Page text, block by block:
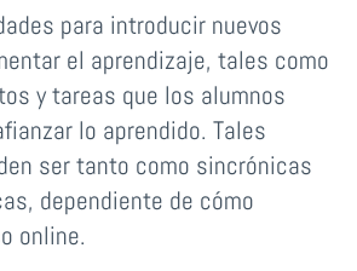
para introducir nuevos
el aprendizaje, tales como
y tareas que los alumnos
lo aprendido. Tales
ser tanto como sincrónicas
dependiente de cómo
online.